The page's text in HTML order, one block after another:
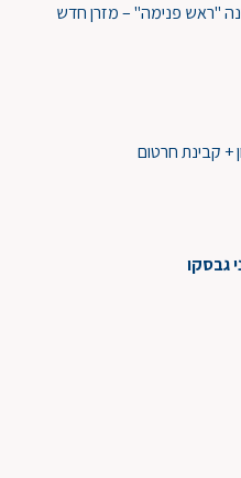
"ראש פנימה" – מזרן חדש
גבסקו